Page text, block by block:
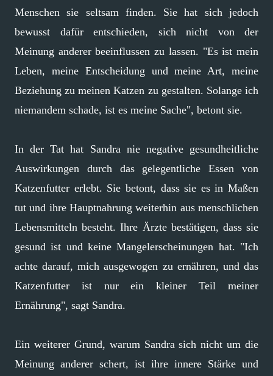
Menschen sie seltsam finden. Sie hat sich jedoch
bewusst dafür entschieden, sich nicht von der
Meinung anderer beeinflussen zu lassen. "Es ist mein
Leben, meine Entscheidung und meine Art, meine
Beziehung zu meinen Katzen zu gestalten. Solange ich
niemandem schade, ist es meine Sache", betont sie.
In der Tat hat Sandra nie negative gesundheitliche
Auswirkungen durch das gelegentliche Essen von
Katzenfutter erlebt. Sie betont, dass sie es in Maßen
tut und ihre Hauptnahrung weiterhin aus menschlichen
Lebensmitteln besteht. Ihre Ärzte bestätigen, dass sie
gesund ist und keine Mangelerscheinungen hat. "Ich
achte darauf, mich ausgewogen zu ernähren, und das
Katzenfutter ist nur ein kleiner Teil meiner
Ernährung", sagt Sandra.
Ein weiterer Grund, warum Sandra sich nicht um die
Meinung anderer schert, ist ihre innere Stärke und